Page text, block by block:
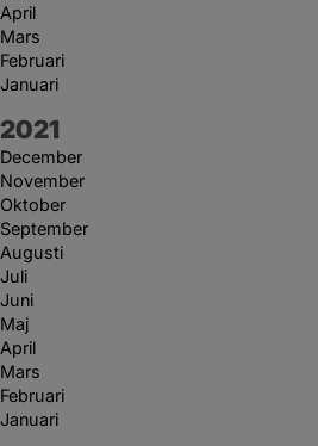
April
Mars
Februari
Januari
År:
2021
December
November
Oktober
September
Augusti
Juli
Juni
Maj
April
Mars
Februari
Januari